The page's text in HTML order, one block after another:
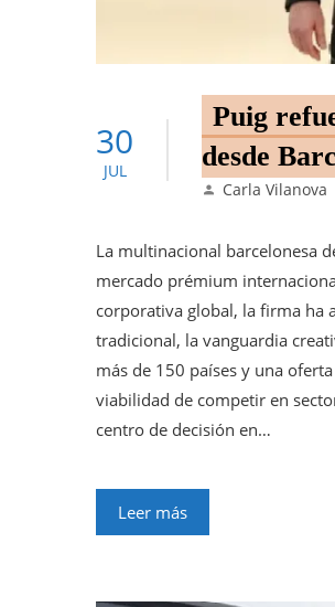
30
JUL
Puig
desde
Carla Vilanova
La multinacional barcelonesa
mercado prémium
corporativa global, la firma ha
tradicional, la vanguardia
más de 150 países y una
viabilidad de competir en
centro de decisión en…
Leer más